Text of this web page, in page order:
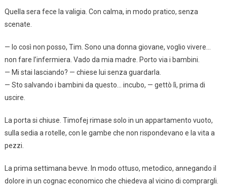
Quella sera fece la valigia. Con calma, in modo pratico, senza
scenate.
— Io così non posso, Tim. Sono una donna giovane, voglio vivere…
non fare l’infermiera. Vado da mia madre. Porto via i bambini.
— Mi stai lasciando? — chiese lui senza guardarla.
— Sto salvando i bambini da questo… incubo, — gettò lì, prima di
uscire.
La porta si chiuse. Timofej rimase solo in un appartamento vuoto,
sulla sedia a rotelle, con le gambe che non rispondevano e la vita a
pezzi.
La prima settimana bevve. In modo ottuso, metodico, annegando il
dolore in un cognac economico che chiedeva al vicino di comprargli.